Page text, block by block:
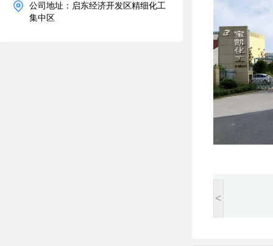
公司地址：启东经济开发区精细化工
集中区
<